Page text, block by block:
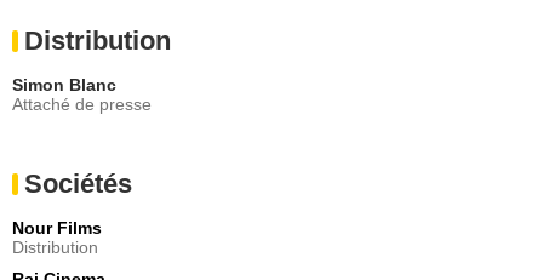
Distribution
Simon Blanc
Attaché de presse
Sociétés
Nour Films
Distribution